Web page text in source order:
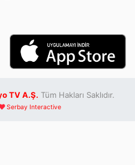
TV A.Ş. Tüm Hakları Saklıdır.
Serbay Interactive